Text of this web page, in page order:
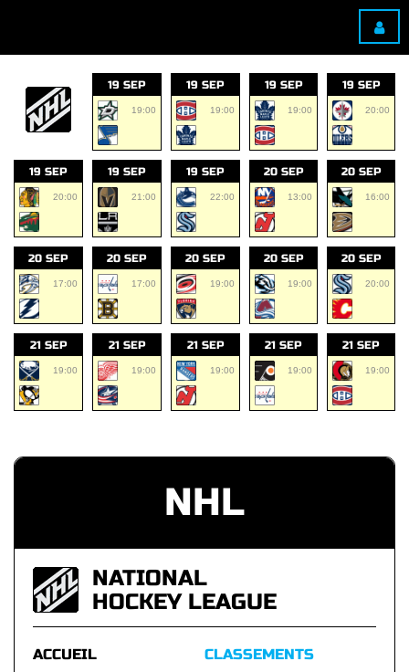
19 SEP
19:00
19 SEP
19:00
19 SEP
19:00
19 SEP
20:00
19 SEP
20:00
19 SEP
21:00
19 SEP
22:00
20 SEP
13:00
20 SEP
16:00
20 SEP
17:00
20 SEP
17:00
20 SEP
19:00
20 SEP
19:00
20 SEP
20:00
21 SEP
19:00
21 SEP
19:00
21 SEP
19:00
21 SEP
19:00
21 SEP
19:00
NHL
NATIONAL
HOCKEY LEAGUE
ACCUEIL
CLASSEMENTS